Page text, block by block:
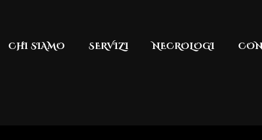
CHI SIAMO SERVIZI NECROLOGI